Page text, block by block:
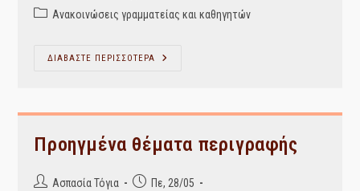
author:
published:
PostΑνακοινώσεις γραμματείας και καθηγητών
ΔΙΑΒΑΣΤΕ ΠΕΡΙΣΣΟΤΕΡΑ
Αναπλήρωση
Τους
Προηγμένα θέματα περιγραφής
PostΑσπασία Τόγια
PostΠε, 28/05